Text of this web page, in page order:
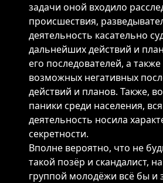
задачи оной входило
происшествия,
деятельность касательно
дальнейших действий и
его последователей, а
возможных негативных
действий и планов. Также,
паники среди населения, вся
деятельность носила
секретности.
Вполне вероятно, что не
такой позёр и скандалист,
группой молодёжи всё бы и